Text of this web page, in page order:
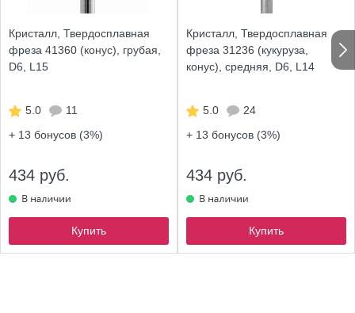
Кристалл, Твердосплавная
фреза 41360 (конус), грубая,
D6, L15
5.0
11
+ 13 бонусов (3%)
434 руб.
Купить
Кристалл, Твердосплавная
фреза 31236 (кукуруза,
конус), средняя, D6, L14
5.0
24
+ 13 бонусов (3%)
434 руб.
Купить